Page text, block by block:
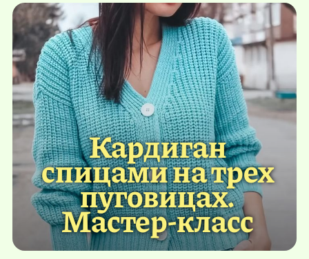
Кардиган
спицами на трех
пуговицах.
Мастер-класс